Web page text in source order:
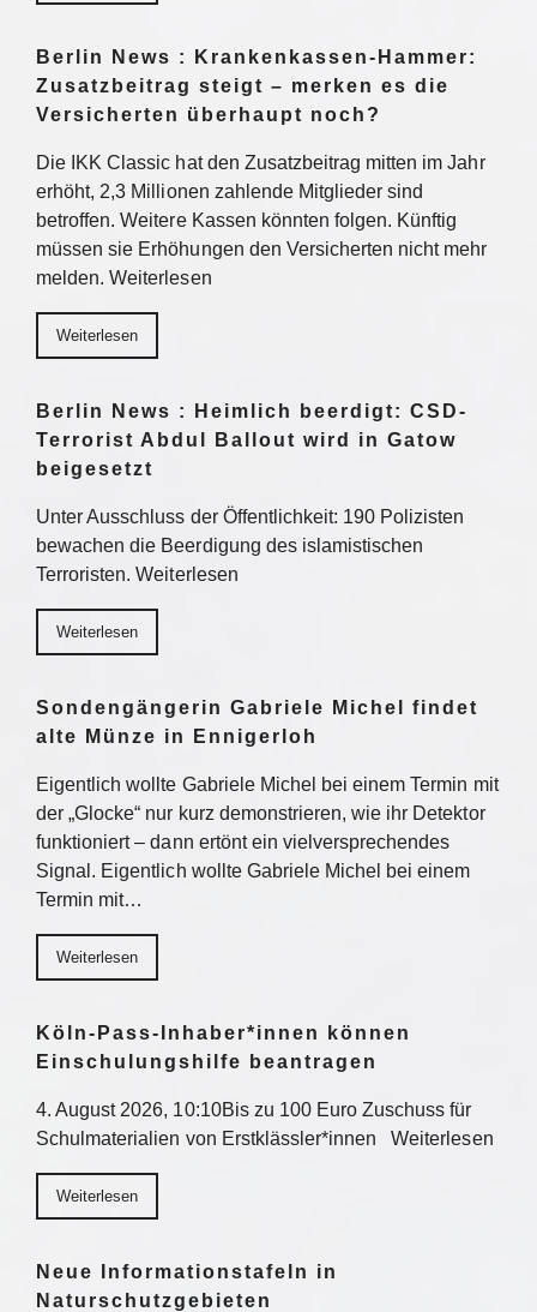
Berlin News : Krankenkassen-Hammer:
Zusatzbeitrag steigt – merken es die
Versicherten überhaupt noch?
Die IKK Classic hat den Zusatzbeitrag mitten im Jahr
erhöht, 2,3 Millionen zahlende Mitglieder sind
betroffen. Weitere Kassen könnten folgen. Künftig
müssen sie Erhöhungen den Versicherten nicht mehr
melden. Weiterlesen
Weiterlesen
Berlin News : Heimlich beerdigt: CSD-
Terrorist Abdul Ballout wird in Gatow
beigesetzt
Unter Ausschluss der Öffentlichkeit: 190 Polizisten
bewachen die Beerdigung des islamistischen
Terroristen. Weiterlesen
Weiterlesen
Sondengängerin Gabriele Michel findet
alte Münze in Ennigerloh
Eigentlich wollte Gabriele Michel bei einem Termin mit
der „Glocke“ nur kurz demonstrieren, wie ihr Detektor
funktioniert – dann ertönt ein vielversprechendes
Signal. Eigentlich wollte Gabriele Michel bei einem
Termin mit…
Weiterlesen
Köln-Pass-Inhaber*innen können
Einschulungshilfe beantragen
4. August 2026, 10:10Bis zu 100 Euro Zuschuss für
Schulmaterialien von Erstklässler*innen Weiterlesen
Weiterlesen
Neue Informationstafeln in
Naturschutzgebieten